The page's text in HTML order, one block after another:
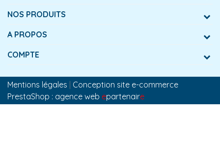
NOS PRODUITS
A PROPOS
COMPTE
Mentions légales
Conception site e-commerce
PrestaShop : agence web epartenaire